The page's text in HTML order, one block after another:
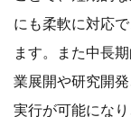
にも柔軟に対応
ます。また中長
業展開や研究開
実行が可能にな